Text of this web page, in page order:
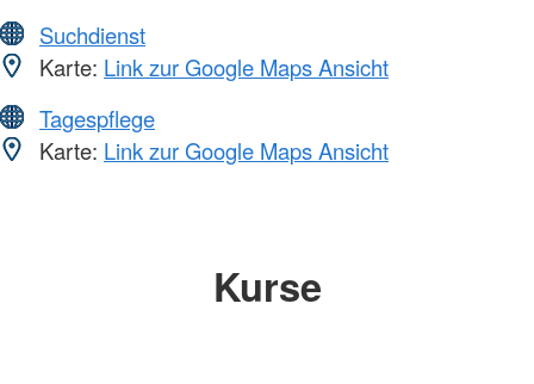
Suchdienst
Karte: Link zur Google Maps Ansicht
Tagespflege
Karte: Link zur Google Maps Ansicht
Kurse